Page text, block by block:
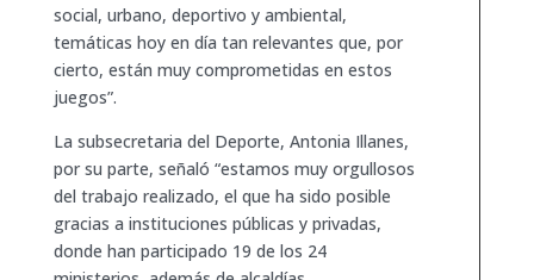
social, urbano, deportivo y ambiental,
temáticas hoy en día tan relevantes que, por
cierto, están muy comprometidas en estos
juegos”.
La subsecretaria del Deporte, Antonia Illanes,
por su parte, señaló “estamos muy orgullosos
del trabajo realizado, el que ha sido posible
gracias a instituciones públicas y privadas,
donde han participado 19 de los 24